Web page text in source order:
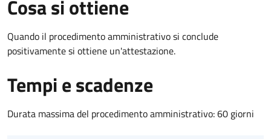
Cosa si ottiene
Quando il procedimento amministrativo si conclude
positivamente si ottiene un'attestazione.
Tempi e scadenze
Durata massima del procedimento amministrativo: 60 giorni